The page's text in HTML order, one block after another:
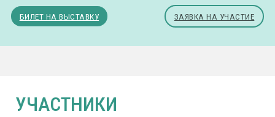
БИЛЕТ НА ВЫСТАВКУ ЗАЯВКА НА УЧАСТИЕ
УЧАСТНИКИ